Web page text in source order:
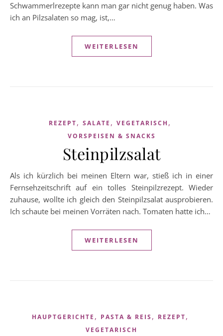
Schwammerlrezepte kann man gar nicht genug haben. Was
ich an Pilzsalaten so mag, ist,…
WEITERLESEN
REZEPT, SALATE , VEGETARISCH ,
VORSPEISEN & SNACKS
Steinpilzsalat
Als ich kürzlich bei meinen Eltern war, stieß ich in einer
Fernsehzeitschrift auf ein tolles Steinpilzrezept. Wieder
zuhause, wollte ich gleich den Steinpilzsalat ausprobieren.
Ich schaute bei meinen Vorräten nach. Tomaten hatte ich…
WEITERLESEN
HAUPTGERICHTE , PASTA & REIS , REZEPT,
VEGETARISCH